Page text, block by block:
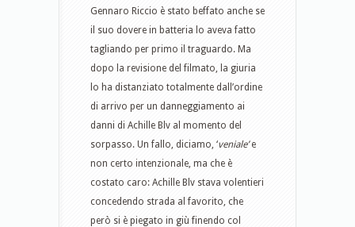
Gennaro Riccio è stato beffato anche se
il suo dovere in batteria lo aveva fatto
tagliando per primo il traguardo. Ma
dopo la revisione del filmato, la giuria
lo ha distanziato totalmente dall’ordine
di arrivo per un danneggiamento ai
danni di Achille Blv al momento del
sorpasso. Un fallo, diciamo, ‘veniale’e
non certo intenzionale, ma che è
costato caro: Achille Blv stava volentieri
concedendo strada al favorito, che
però si è piegato in giù finendo col